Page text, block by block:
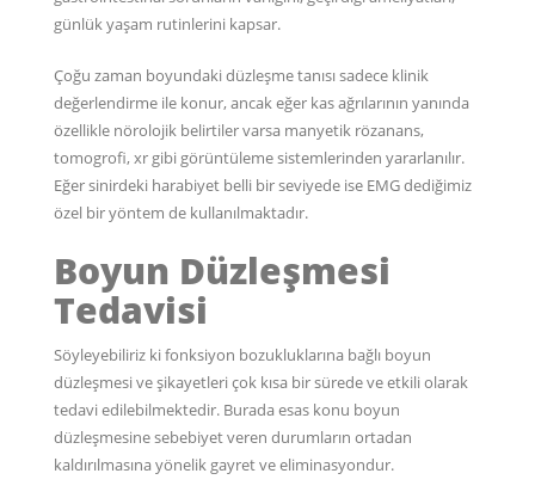
günlük yaşam rutinlerini kapsar.
Çoğu zaman boyundaki düzleşme tanısı sadece klinik
değerlendirme ile konur, ancak eğer kas ağrılarının yanında
özellikle nörolojik belirtiler varsa manyetik rözanans,
tomogrofi, xr gibi görüntüleme sistemlerinden yararlanılır.
Eğer sinirdeki harabiyet belli bir seviyede ise EMG dediğimiz
özel bir yöntem de kullanılmaktadır.
Boyun Düzleşmesi
Tedavisi
Söyleyebiliriz ki fonksiyon bozukluklarına bağlı boyun
düzleşmesi ve şikayetleri çok kısa bir sürede ve etkili olarak
tedavi edilebilmektedir. Burada esas konu boyun
düzleşmesine sebebiyet veren durumların ortadan
kaldırılmasına yönelik gayret ve eliminasyondur.